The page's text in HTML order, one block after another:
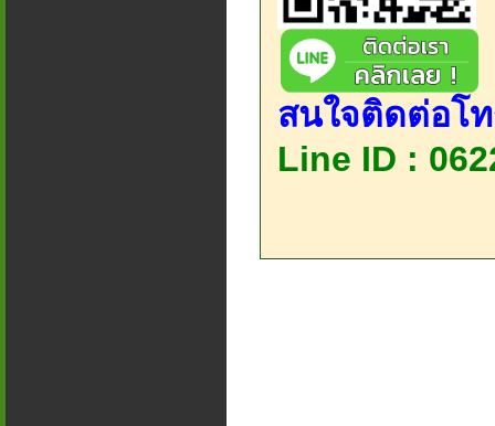
สนใจติดต่อโ
Line ID :